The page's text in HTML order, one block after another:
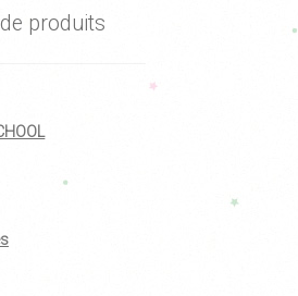
produits